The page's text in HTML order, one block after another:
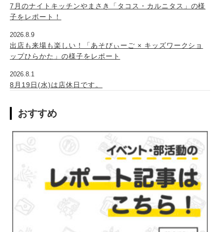
7月のナイトキッチンやまさき「タコス・カルニタス」の様
子をレポート！
2026.8.9
出店も来場も楽しい！「あそびぃーご × キッズワークショ
ップひらかた」の様子をレポート
2026.8.1
8月19日(水)は店休日です。
おすすめ